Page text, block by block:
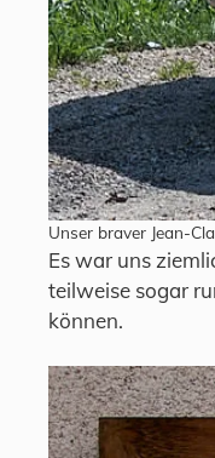
Unser braver Jean-
Es war uns
teilweise sogar
können.